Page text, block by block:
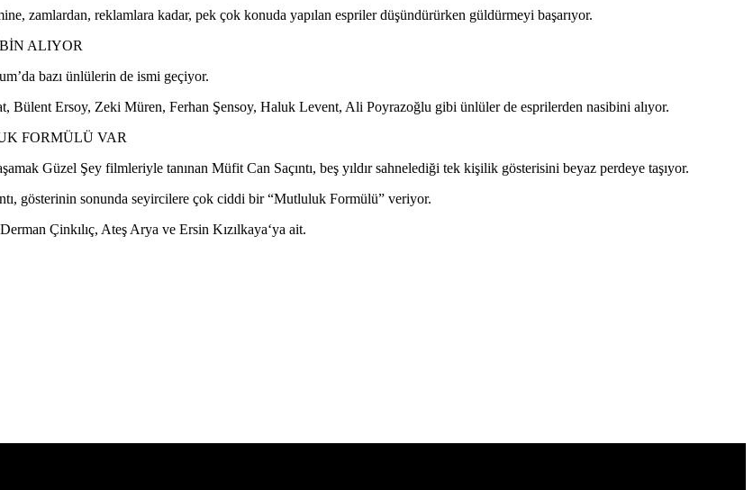
zamlardan, reklamlara kadar, pek çok konuda yapılan espriler düşündürürken güldürmeyi başarıyor.
ALIYOR
bazı ünlülerin de ismi geçiyor.
Bülent Ersoy, Zeki Müren, Ferhan Şensoy, Haluk Levent, Ali Poyrazoğlu gibi ünlüler de esprilerden nasibini alıyor.
FORMÜLÜ VAR
Güzel Şey filmleriyle tanınan Müfit Can Saçıntı, beş yıldır sahnelediği tek kişilik gösterisini beyaz perdeye taşıyor.
gösterinin sonunda seyircilere çok ciddi bir “Mutluluk Formülü” veriyor.
Çinkılıç, Ateş Arya ve Ersin Kızılkaya‘ya ait.